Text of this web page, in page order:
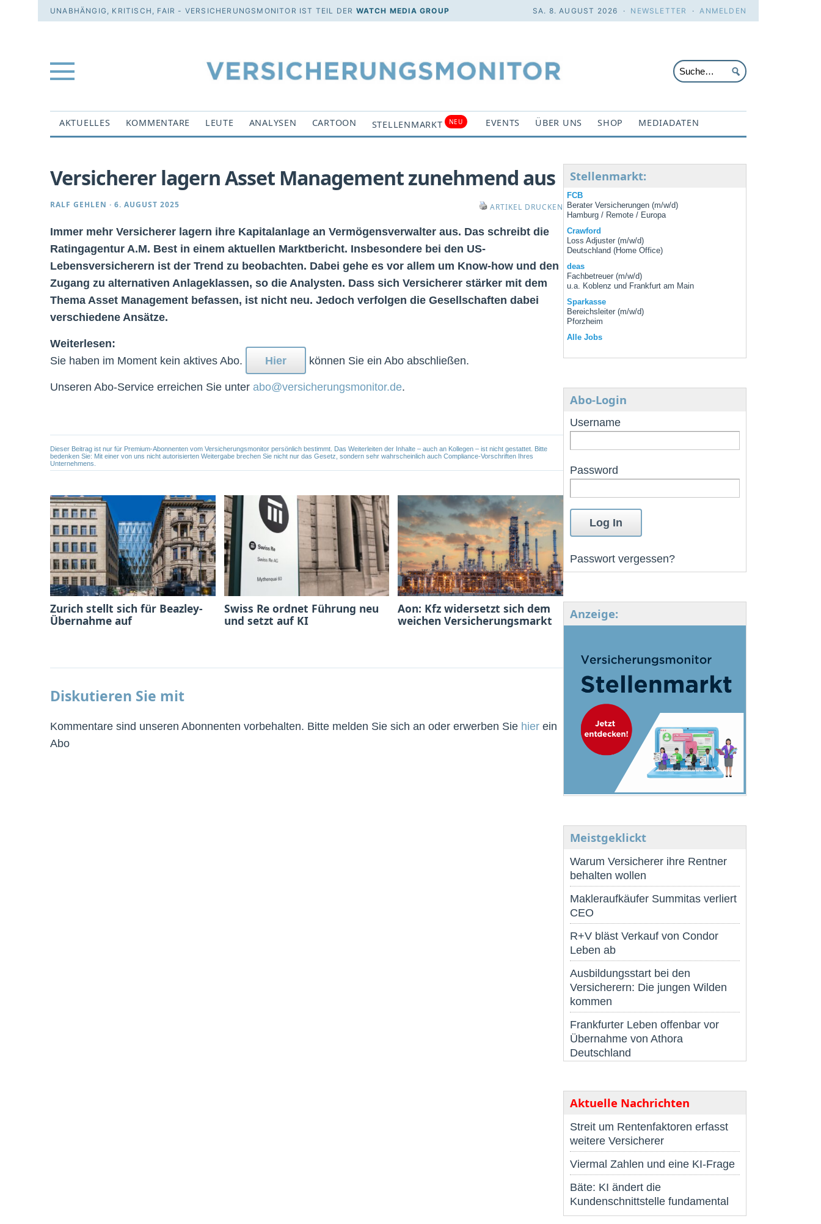
UNABHÄNGIG, KRITISCH, FAIR - VERSICHERUNGSMONITOR IST TEIL DER WATCH MEDIA GROUP SA. 8. AUGUST 2026 · NEWSLETTER ·ANMELDEN
AKTUELLES KOMMENTARE LEUTE ANALYSEN CARTOON STELLENMARKT NEU EVENTS ÜBER UNS SHOP MEDIADATEN
Versicherer lagern Asset Management zunehmend aus
RALF GEHLEN · 6. AUGUST 2025 ARTIKEL DRUCKEN
Immer mehr Versicherer lagern ihre Kapitalanlage an Vermögensverwalter aus. Das schreibt die
Ratingagentur A.M. Best in einem aktuellen Marktbericht. Insbesondere bei den US-
Lebensversicherern ist der Trend zu beobachten. Dabei gehe es vor allem um Know-how und den
Zugang zu alternativen Anlageklassen, so die Analysten. Dass sich Versicherer stärker mit dem
Thema Asset Management befassen, ist nicht neu. Jedoch verfolgen die Gesellschaften dabei
verschiedene Ansätze.
Weiterlesen:
Sie haben im Moment kein aktives Abo.
Hier können Sie ein Abo abschließen.
Unseren Abo-Service erreichen Sie unter abo@versicherungsmonitor.de.
Dieser Beitrag ist nur für Premium-Abonnenten vom Versicherungsmonitor persönlich bestimmt. Das Weiterleiten der Inhalte – auch an Kollegen – ist nicht gestattet. Bitte
bedenken Sie: Mit einer von uns nicht autorisierten Weitergabe brechen Sie nicht nur das Gesetz, sondern sehr wahrscheinlich auch Compliance-Vorschriften Ihres
Unternehmens.
Zurich stellt sich für Beazley-
Übernahme auf
Swiss Re ordnet Führung neu
und setzt auf KI
Aon: Kfz widersetzt sich dem
weichen Versicherungsmarkt
Diskutieren Sie mit
Kommentare sind unseren Abonnenten vorbehalten. Bitte melden Sie sich an oder erwerben Sie hier ein
Abo
Stellenmarkt:
FCB
Berater Versicherungen (m/w/d)
Hamburg / Remote / Europa
Crawford
Loss Adjuster (m/w/d)
Deutschland (Home Office)
deas
Fachbetreuer (m/w/d)
u.a. Koblenz und Frankfurt am Main
Sparkasse
Bereichsleiter (m/w/d)
Pforzheim
Alle Jobs
Abo-Login
Username
Password
Passwort vergessen?
Anzeige:
Meistgeklickt
Warum Versicherer ihre Rentner
behalten wollen
Makleraufkäufer Summitas verliert
CEO
R+V bläst Verkauf von Condor
Leben ab
Ausbildungsstart bei den
Versicherern: Die jungen Wilden
kommen
Frankfurter Leben offenbar vor
Übernahme von Athora
Deutschland
Aktuelle Nachrichten
Streit um Rentenfaktoren erfasst
weitere Versicherer
Viermal Zahlen und eine KI-Frage
Bäte: KI ändert die
Kundenschnittstelle fundamental